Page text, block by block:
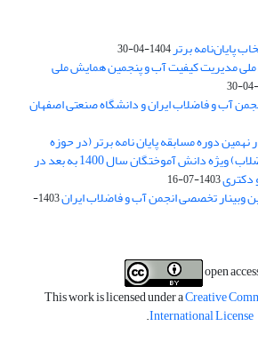
پایان‌نامه برتر1404-04-30
مدیریت کیفیت آب و پنجمین همایش ملی
آب و فاضلاب ایران و دانشگاه صنعتی اصفهان
دوره مسابقه پایان نامه برتر (در حوزه
علوم و مهندسی آب و فاضلاب) ویژه دانش آموختگان سال 1400 به بعد در
دکتری1403-07-16
وبینار تخصصی انجمن آب و فاضلاب ایران
1403-
This work is licensed under aCreative
International License
.